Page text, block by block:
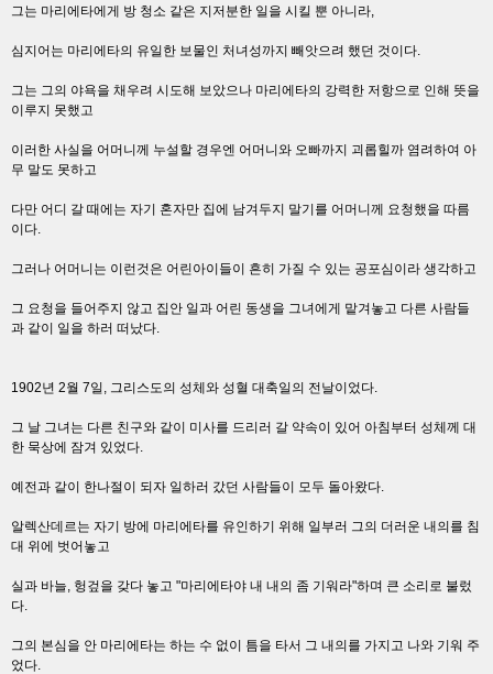
그는 마리에타에게 방 청소 같은 지저분한 일을 시킬 뿐 아니라,
심지어는 마리에타의 유일한 보물인 처녀성까지 빼앗으려 했던 것이다.
그는 그의 야욕을 채우려 시도해 보았으나 마리에타의 강력한 저항으로 인해 뜻을
이루지 못했고
이러한 사실을 어머니께 누설할 경우엔 어머니와 오빠까지 괴롭힐까 염려하여 아
무 말도 못하고
다만 어디 갈 때에는 자기 혼자만 집에 남겨두지 말기를 어머니께 요청했을 따름
이다.
그러나 어머니는 이런것은 어린아이들이 흔히 가질 수 있는 공포심이라 생각하고
그 요청을 들어주지 않고 집안 일과 어린 동생을 그녀에게 맡겨놓고 다른 사람들
과 같이 일을 하러 떠났다.
1902년 2월 7일, 그리스도의 성체와 성혈 대축일의 전날이었다.
그 날 그녀는 다른 친구와 같이 미사를 드리러 갈 약속이 있어 아침부터 성체께 대
한 묵상에 잠겨 있었다.
예전과 같이 한나절이 되자 일하러 갔던 사람들이 모두 돌아왔다.
알렉산데르는 자기 방에 마리에타를 유인하기 위해 일부러 그의 더러운 내의를 침
대 위에 벗어놓고
실과 바늘, 헝겊을 갖다 놓고 "마리에타야 내 내의 좀 기워라"하며 큰 소리로 불렀
다.
그의 본심을 안 마리에타는 하는 수 없이 틈을 타서 그 내의를 가지고 나와 기워 주
었다.